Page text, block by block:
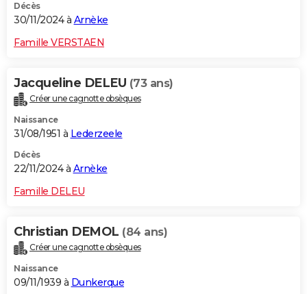
Décès
30/11/2024 à Arnèke
Famille VERSTAEN
Jacqueline DELEU (73 ans)
Créer une cagnotte obsèques
Naissance
31/08/1951 à Lederzeele
Décès
22/11/2024 à Arnèke
Famille DELEU
Christian DEMOL (84 ans)
Créer une cagnotte obsèques
Naissance
09/11/1939 à Dunkerque